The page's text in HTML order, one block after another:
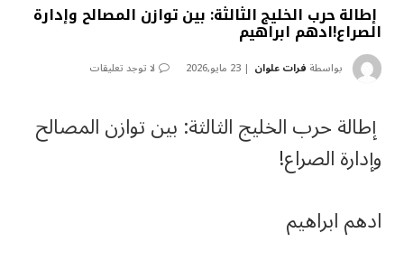
إطالة حرب الخليج الثالثة: بين توازن المصالح وإدارة
الصراع!ادهم ابراهيم
بواسطة فرات علوان 23 مايو,2026 لا توجد تعليقات
إطالة حرب الخليج الثالثة: بين توازن المصالح
وإدارة الصراع!
ادهم ابراهيم